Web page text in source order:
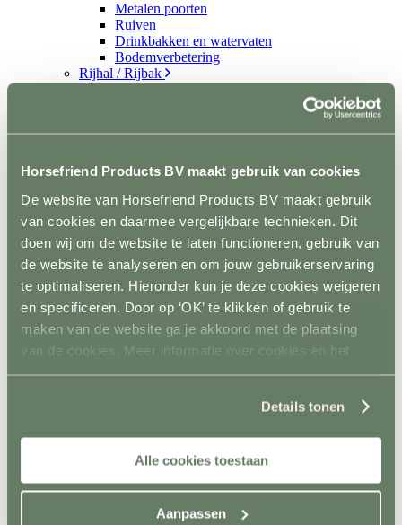
Horsefriend Products BV maakt gebruik van cookies
De website van Horsefriend Products BV maakt gebruik
van cookies en daarmee vergelijkbare technieken. Dit
doen wij om de website te laten functioneren, gebruik van
de website te analyseren en om jouw gebruikerservaring
te optimaliseren. Hieronder kun je deze cookies weigeren
en specificeren. Door op ‘OK’ te klikken of gebruik te
maken van de website ga je akkoord met de plaatsing
van de cookies. Meer informatie over cookies en het
gebruik van persoonsgegevens door Horsefriend
Details tonen
Alle cookies toestaan
Aanpassen
Metalen poorten
Ruiven
Drinkbakken en watervaten
Bodemverbetering
Rijhal / Rijbak
Spiegels
Beregening
Opstijghulp
Ventilatoren
Terug
Mobiele ventilatoren
Inbouw ventilatoren
Conditie en gezondheid
Solaria
Stapmolens
Trainingsbanden
Supplementen en Voer
Hooistomers
Hindernissen